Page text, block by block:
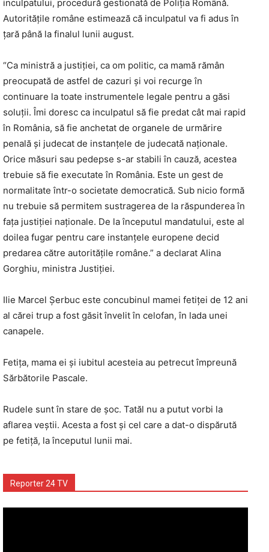
inculpatului, procedură gestionată de Poliția Română.
Autoritățile române estimează că inculpatul va fi adus în
țară până la finalul lunii august.
“Ca ministră a justiției, ca om politic, ca mamă rămân
preocupată de astfel de cazuri și voi recurge în
continuare la toate instrumentele legale pentru a găsi
soluții. Îmi doresc ca inculpatul să fie predat cât mai rapid
în România, să fie anchetat de organele de urmărire
penală și judecat de instanțele de judecată naționale.
Orice măsuri sau pedepse s-ar stabili în cauză, acestea
trebuie să fie executate în România. Este un gest de
normalitate într-o societate democratică. Sub nicio formă
nu trebuie să permitem sustragerea de la răspunderea în
fața justiției naționale. De la începutul mandatului, este al
doilea fugar pentru care instanțele europene decid
predarea către autoritățile române.” a declarat Alina
Gorghiu, ministra Justiției.
Ilie Marcel Şerbuc este concubinul mamei fetiței de 12 ani
al cărei trup a fost găsit învelit în celofan, în lada unei
canapele.
Fetița, mama ei şi iubitul acesteia au petrecut împreună
Sărbătorile Pascale.
Rudele sunt în stare de șoc. Tatăl nu a putut vorbi la
aflarea veștii. Acesta a fost și cel care a dat-o dispărută
pe fetiță, la începutul lunii mai.
Reporter 24 TV